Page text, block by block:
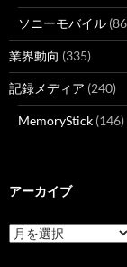
ソニーモバイル
業界動向 (335)
記録メディア (240)
MemoryStick (146)
アーカイブ
ア
ー